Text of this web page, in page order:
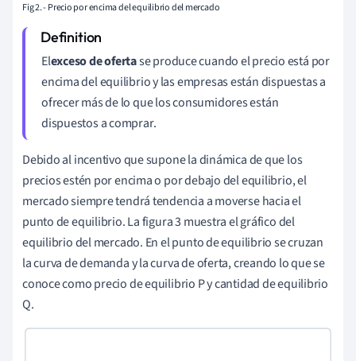
Fig 2. - Precio por encima del equilibrio del mercado
Elexceso de ofertase produce cuando el precio está por
encima del equilibrio y las empresas están dispuestas a
ofrecer más de lo que los consumidores están
dispuestos a comprar.
Debido al incentivo que supone la dinámica de que los
precios estén por encima o por debajo del equilibrio, el
mercado siempre tendrá tendencia a moverse hacia el
punto de equilibrio. La figura 3 muestra el gráfico del
equilibrio del mercado. En el punto de equilibrio se cruzan
la curva de demanda y la curva de oferta, creando lo que se
conoce como precio de equilibrio P y cantidad de equilibrio
Q.